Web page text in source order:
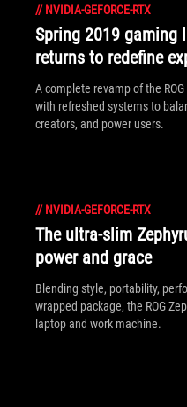
// NVIDIA-GEFORCE-RTX
Spring 2019 gaming
returns to redefine
A complete revamp of the
with refreshed systems to
creators, and power users.
// NVIDIA-GEFORCE-RTX
The ultra-slim
power and grace
Blending style, portability,
wrapped package, the ROG
laptop and work machine.